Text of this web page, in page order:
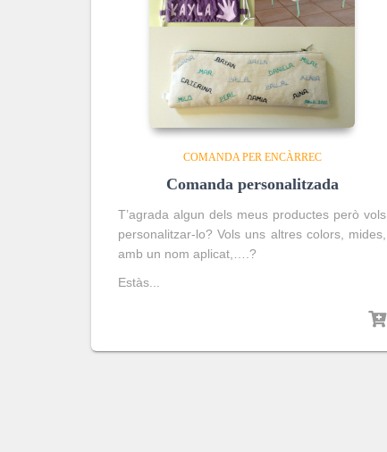
COMANDA PER ENCÀRREC
Comanda personalitzada
T’agrada algun dels meus productes però vols
personalitzar-lo? Vols uns altres colors, mides,
amb un nom aplicat,….?
Estàs...